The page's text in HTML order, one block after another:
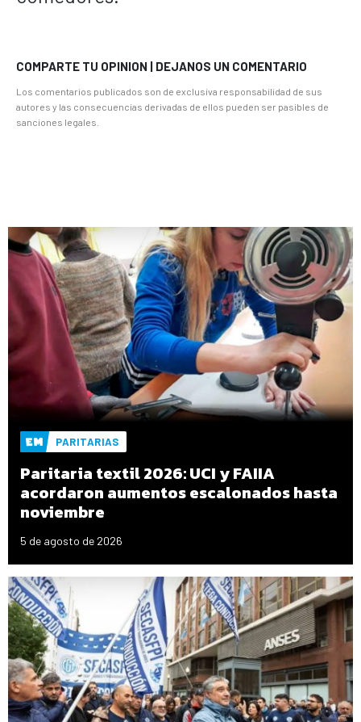
COMPARTE TU OPINION | DEJANOS UN COMENTARIO
Los comentarios publicados son de exclusiva responsabilidad de sus
autores y las consecuencias derivadas de ellos pueden ser pasibles de
sanciones legales.
PARITARIAS
Paritaria textil 2026: UCI y FAIIA
acordaron aumentos escalonados hasta
noviembre
5 de agosto de 2026